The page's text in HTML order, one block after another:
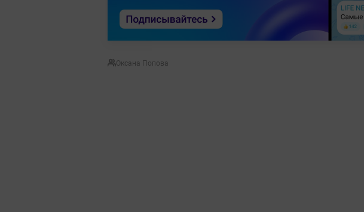
Оксана Попова